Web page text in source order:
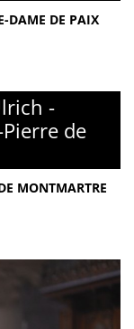
DAME DE PAIX
-
de
MONTMARTRE